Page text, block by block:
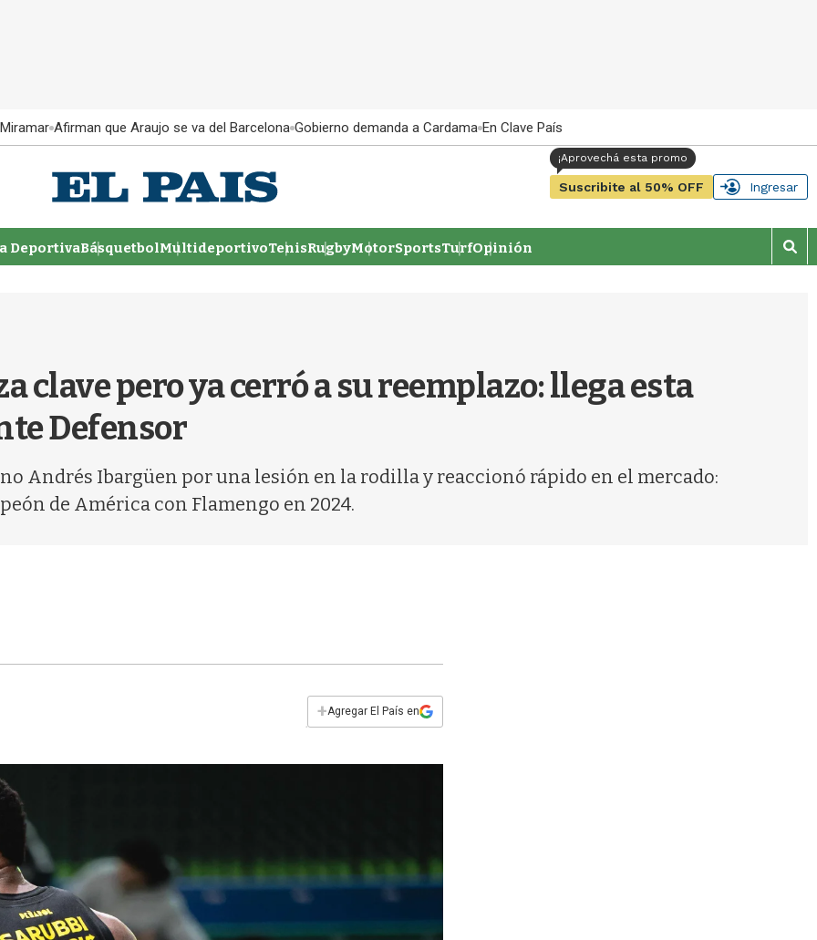
Afirman que Araujo se va del Barcelona Gobierno demanda a Cardama En Clave País
Suscribite al 50% OFF Ingresar
DeportivaBásquetbolMultideportivoTenisRugbyMotorSportsTurfOpinión
M
o
clave pero ya cerró a su reemplazo: llega esta
Defensor
Andrés Ibargüen por una lesión en la rodilla y reaccionó rápido en el mercado:
de América con Flamengo en 2024.
+Agregar El País en